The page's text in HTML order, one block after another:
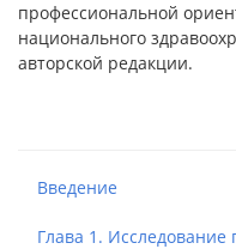
профессиональной
национального
авторской редакции.
Введение
Глава 1. Исследование